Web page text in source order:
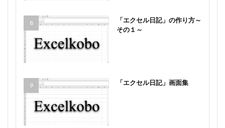
「エクセル日記」の作り方～
その１～
「エクセル日記」画面集